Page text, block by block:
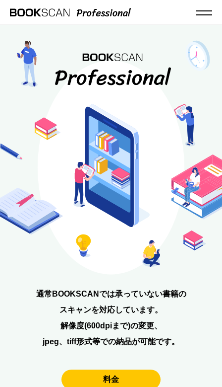
通常BOOKSCANでは承っていない書籍の
スキャンを対応しています。
解像度(600dpiまで)の変更、
jpeg、tiff形式等での納品が可能です。
料金